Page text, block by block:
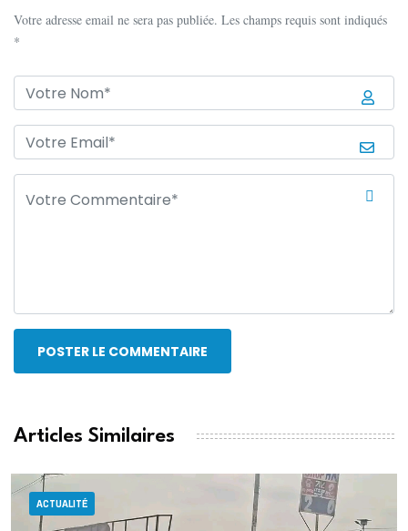
Votre adresse email ne sera pas publiée. Les champs requis sont indiqués
*
POSTER LE COMMENTAIRE
Articles Similaires
ACTUALITÉ